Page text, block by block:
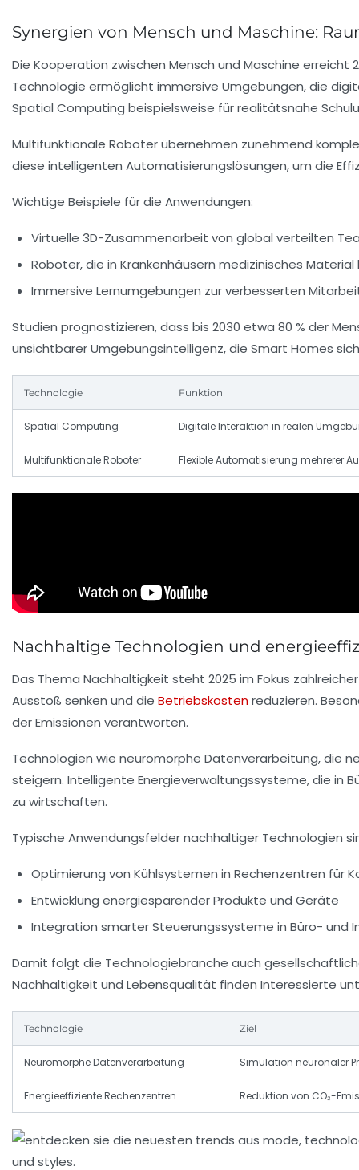
Synergien von Mensch und Maschine:
Die Kooperation zwischen Mensch und Maschine
Technologie ermöglicht immersive Umgebungen, die
Spatial Computing beispielsweise für realitätsnahe
Multifunktionale Roboter übernehmen zunehmend
diese intelligenten Automatisierungslösungen, um die
Wichtige Beispiele für die Anwendungen:
Virtuelle 3D-Zusammenarbeit von global verteilten
Roboter, die in Krankenhäusern medizinisches
Immersive Lernumgebungen zur verbesserten
Studien prognostizieren, dass bis 2030 etwa 80 % der
unsichtbarer Umgebungsintelligenz, die Smart Homes
Technologie Funktion
Spatial Computing Digitale Interaktion in realen
Multifunktionale Roboter Flexible Automatisierung mehrerer
Nachhaltige Technologien und
Das Thema Nachhaltigkeit steht 2025 im Fokus
Ausstoß senken und die Betriebskostenreduzieren.
der Emissionen verantworten.
Technologien wie neuromorphe Datenverarbeitung, die
steigern. Intelligente Energieverwaltungssysteme, die in
zu wirtschaften.
Typische Anwendungsfelder nachhaltiger Technologien
Optimierung von Kühlsystemen in Rechenzentren für
Entwicklung energiesparender Produkte und Geräte
Integration smarter Steuerungssysteme in Büro- und
Damit folgt die Technologiebranche auch
Nachhaltigkeit und Lebensqualität finden Interessierte
Technologie Ziel
Neuromorphe Datenverarbeitung Simulation neuronaler
Energieeffiziente Rechenzentren Reduktion von CO₂-